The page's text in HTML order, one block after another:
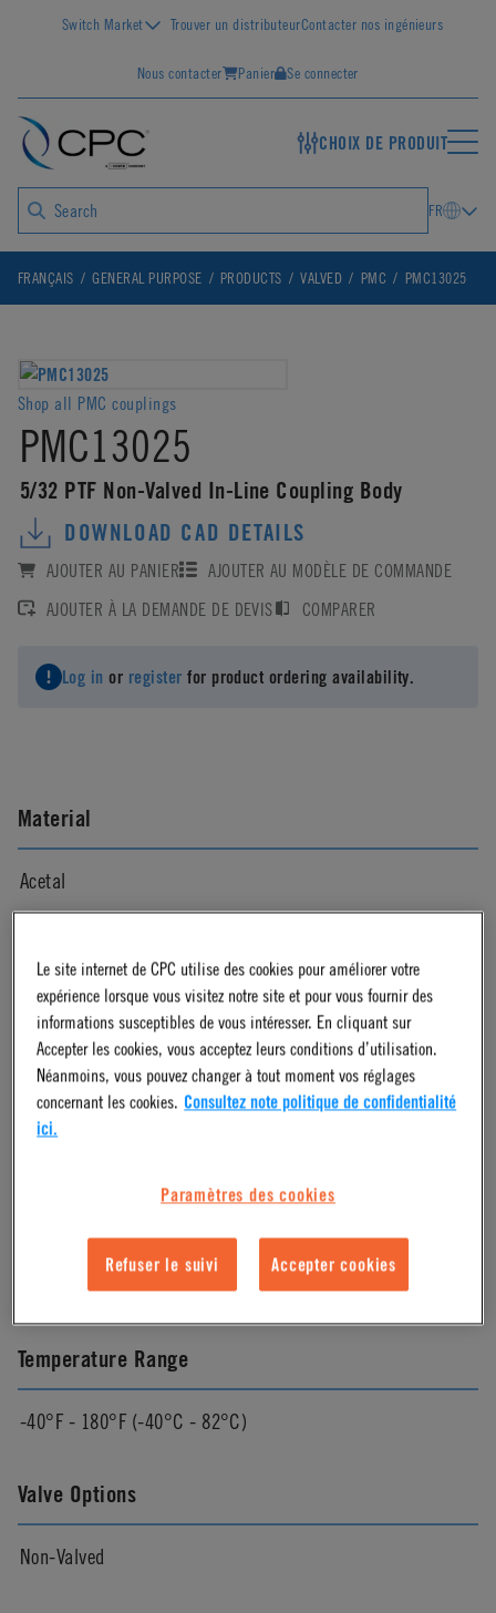
Switch Market Trouver un distributeurContacter nos ingénieurs
Nous contacter Panier Se connecter
CHOIX DE PRODUIT
FR
FRANÇAIS GENERAL PURPOSE PRODUCTS VALVED PMC PMC13025
Shop all PMC couplings
PMC13025
5/32 PTF Non-Valved In-Line Coupling Body
DOWNLOAD CAD DETAILS
AJOUTER AU PANIER
AJOUTER AU MODÈLE DE COMMANDE
AJOUTER À LA DEMANDE DE DEVIS
COMPARER
Log in or register for product ordering availability.
Material
Acetal
Natural
Color
Free Floating
Temperature Range
-40°F - 180°F (-40°C - 82°C)
Valve Options
Non-Valved
Le site internet de CPC utilise des cookies pour améliorer votre
expérience lorsque vous visitez notre site et pour vous fournir des
informations susceptibles de vous intéresser. En cliquant sur
Accepter les cookies, vous acceptez leurs conditions d’utilisation.
Néanmoins, vous pouvez changer à tout moment vos réglages
concernant les cookies. Consultez note politique de confidentialité
ici.
Paramètres des cookies
Refuser le suivi Accepter cookies